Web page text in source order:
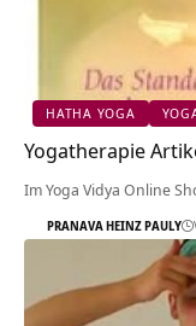
HATHA YOGA
Yogatherapie
Im Yoga Vidya Online
PRANAVA HEINZ PAULY